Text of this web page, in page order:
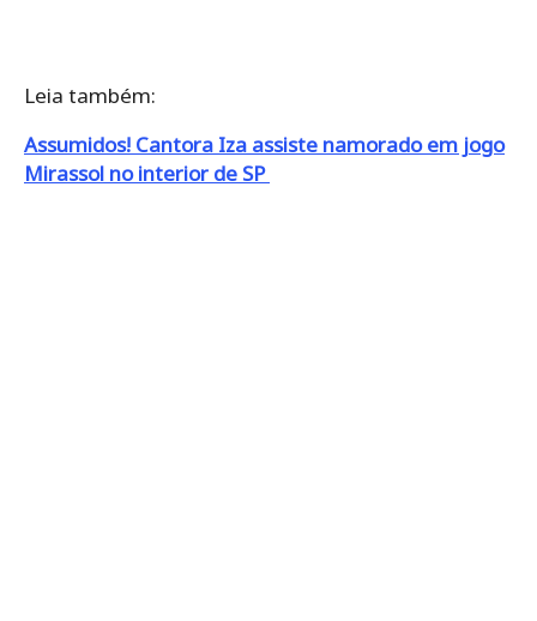
Leia também:
Assumidos! Cantora Iza assiste namorado em jogo
Mirassol no interior de SP